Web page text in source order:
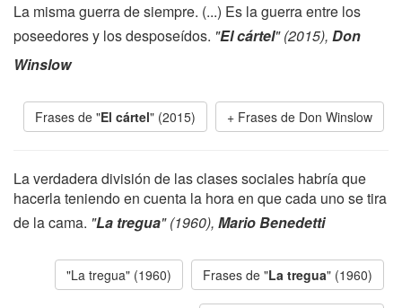
La misma guerra de siempre. (...) Es la guerra entre los
poseedores y los desposeídos. "El cártel" (2015), Don
Winslow
Frases de "El cártel" (2015) Frases de Don Winslow
La verdadera división de las clases sociales habría que
hacerla teniendo en cuenta la hora en que cada uno se tira
de la cama. "La tregua" (1960), Mario Benedetti
"La tregua" (1960) Frases de "La tregua" (1960)